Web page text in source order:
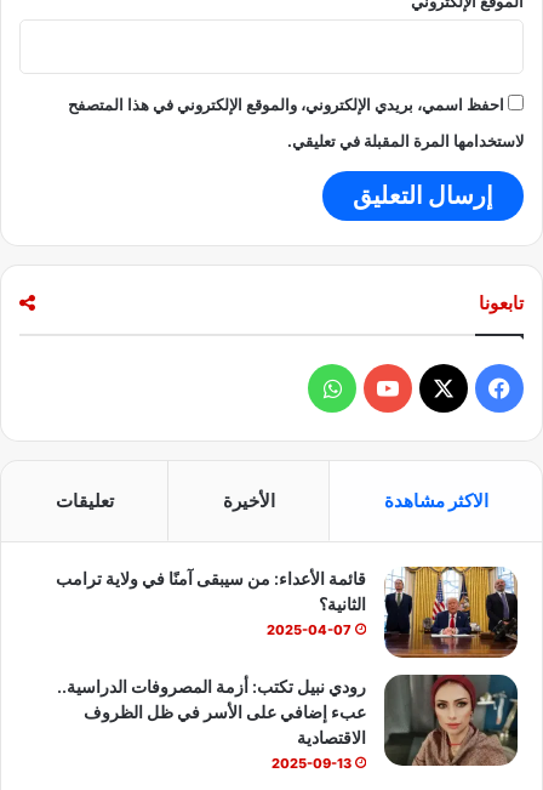
احفظ اسمي، بريدي الإلكتروني، والموقع الإلكتروني في هذا المتصفح
لاستخدامها المرة المقبلة في تعليقي.
تابعونا
ي
و
ك
X
Y
T
u
e
ا
ا
ب
الاكثر مشاهدة الأخيرة تعليقات
قائمة الأعداء: من سيبقى آمنًا في ولاية ترامب
الثانية؟
2025-04-07
رودي نبيل تكتب: أزمة المصروفات الدراسية..
عبء إضافي على الأسر في ظل الظروف
الاقتصادية
2025-09-13